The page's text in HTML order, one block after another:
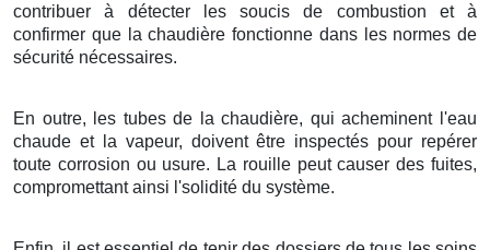
contribuer à détecter les soucis de combustion et à
confirmer que la chaudière fonctionne dans les normes de
sécurité nécessaires.
En outre, les tubes de la chaudière, qui acheminent l'eau
chaude et la vapeur, doivent être inspectés pour repérer
toute corrosion ou usure. La rouille peut causer des fuites,
compromettant ainsi l'solidité du système.